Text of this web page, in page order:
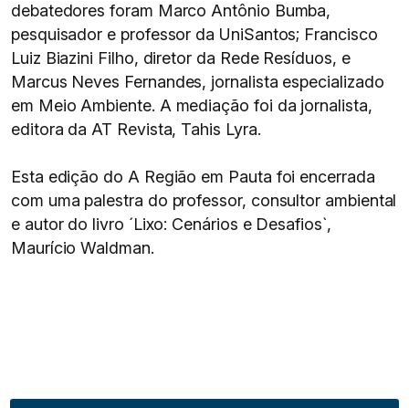
debatedores foram Marco Antônio Bumba,
pesquisador e professor da UniSantos; Francisco
Luiz Biazini Filho, diretor da Rede Resíduos, e
Marcus Neves Fernandes, jornalista especializado
em Meio Ambiente. A mediação foi da jornalista,
editora da AT Revista, Tahis Lyra.
Esta edição do A Região em Pauta foi encerrada
com uma palestra do professor, consultor ambiental
e autor do livro ´Lixo: Cenários e Desafios`,
Maurício Waldman.